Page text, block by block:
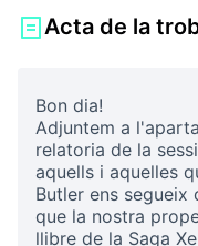
Acta de la
Bon dia!
Adjuntem a
relatoria de la
aquells i aquelles
Butler ens segueix
que la nostra
llibre de la Saga